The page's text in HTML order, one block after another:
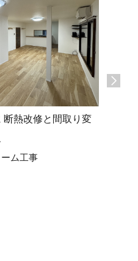
断熱改修と間取り変
ム工事